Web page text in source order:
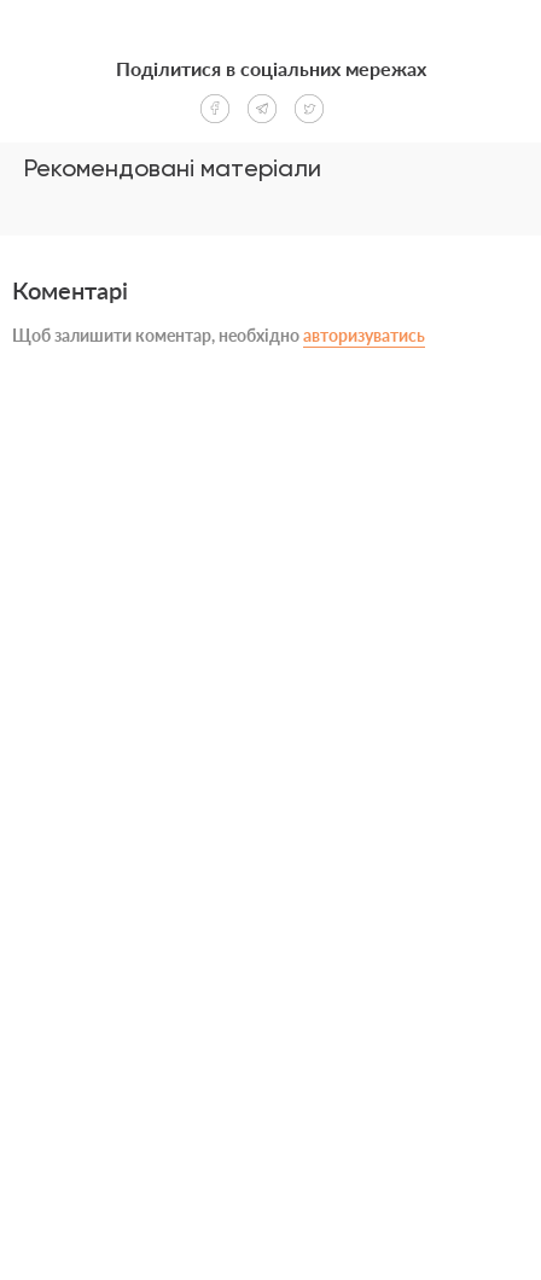
Рекомендовані матеріали
Поділитися в соціальних мережах
Коментарі
Щоб залишити коментар, необхідноавторизуватись